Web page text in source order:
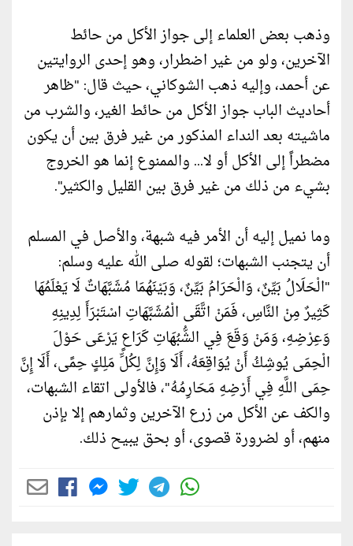
وذهب بعض العلماء إلى جواز الأكل من حائط
الآخرين، ولو من غير اضطرار، وهو إحدى الروايتين
عن أحمد، وإليه ذهب الشوكاني، حيث قال: "ظاهر
أحاديث الباب جواز الأكل من حائط الغير، والشرب من
ماشيته بعد النداء المذكور من غير فرق بين أن يكون
مضطراً إلى الأكل أو لا... والممنوع إنما هو الخروج
بشيء من ذلك من غير فرق بين القليل والكثير".
وما نميل إليه أن الأمر فيه شبهة، والأصل في المسلم
أن يتجنب الشبهات؛ لقوله صلى الله عليه وسلم:
"الْحَلَالُ بَيِّنٌ، وَالْحَرَامُ بَيِّنٌ، وَبَيْنَهُمَا مُشَبَّهَاتٌ لَا يَعْلَمُهَا
كَثِيرٌ مِنْ النَّاسِ، فَمَنْ اتَّقَى الْمُشَبَّهَاتِ اسْتَبْرَأَ لِدِينِهِ
وَعِرْضِهِ، وَمَنْ وَقَعَ فِي الشُّبُهَاتِ كَرَاعٍ يَرْعَى حَوْلَ
الْحِمَى يُوشِكُ أَنْ يُوَاقِعَهُ، أَلَا وَإِنَّ لِكُلِّ مَلِكٍ حِمًى، أَلَا إِنَّ
حِمَى اللَّهِ فِي أَرْضِهِ مَحَارِمُهُ"، فالأولى اتقاء الشبهات،
والكف عن الأكل من زرع الآخرين وثمارهم إلا بإذن
منهم، أو لضرورة قصوى، أو بحق يبيح ذلك.